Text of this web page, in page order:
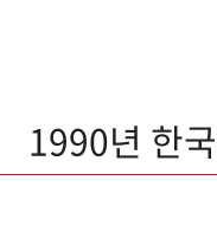
1990년 한